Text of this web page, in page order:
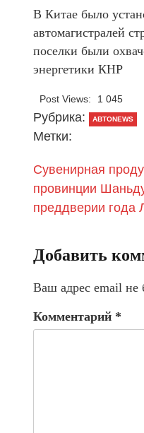
В Китае было
автомагистралей
поселки были
энергетики КНР
Post Views: 1 045
Рубрика: АВТОNEWS
Метки:
Cувенирная
провинции
преддверии года
Добавить
Ваш адрес email не
Комментарий *